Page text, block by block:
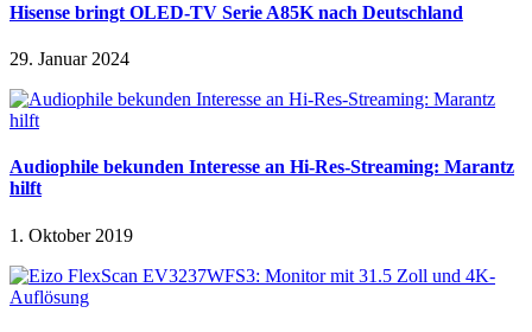
Hisense bringt OLED-TV Serie A85K nach Deutschland
29. Januar 2024
Audiophile bekunden Interesse an Hi-Res-Streaming: Marantz
hilft
1. Oktober 2019